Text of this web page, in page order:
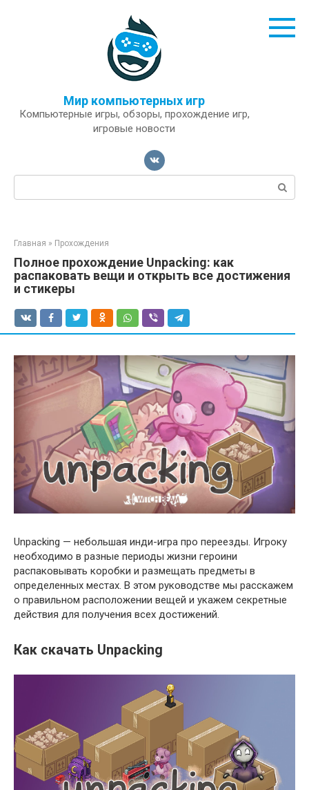
Мир компьютерных игр
Компьютерные игры, обзоры, прохождение игр,
игровые новости
Поиск:
Главная » Прохождения
Полное прохождение Unpacking: как
распаковать вещи и открыть все достижения
и стикеры
Unpacking — небольшая инди-игра про переезды. Игроку
необходимо в разные периоды жизни героини
распаковывать коробки и размещать предметы в
определенных местах. В этом руководстве мы расскажем
о правильном расположении вещей и укажем секретные
действия для получения всех достижений.
Как скачать Unpacking